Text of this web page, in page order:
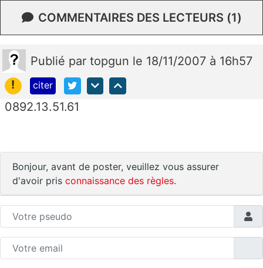
COMMENTAIRES DES LECTEURS (1)
Publié par topgun le 18/11/2007 à 16h57
!
citer
0892.13.51.61
Bonjour, avant de poster, veuillez vous assurer
d'avoir pris connaissance des règles.